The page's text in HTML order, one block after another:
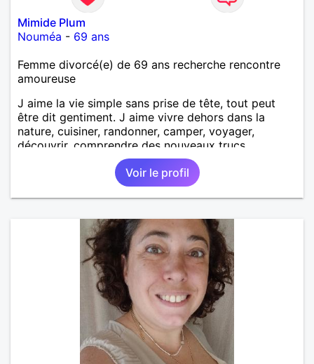
Mimide Plum
Nouméa - 69 ans
Femme divorcé(e) de 69 ans recherche rencontre
amoureuse
J aime la vie simple sans prise de tête, tout peut
être dit gentiment. J aime vivre dehors dans la
nature, cuisiner, randonner, camper, voyager,
découvrir, comprendre des nouveaux trucs
techniques et sur la vie des êtres vivants. J aime
danser, faire la fête. Je ne bois pratiquement pas d
alcool, je fume rarement, je ris souvent. Je cherche
un vrai amoureux pour continuer à profiter de la vie
en ai marre je veux partagé et rigoler
Voir le profil